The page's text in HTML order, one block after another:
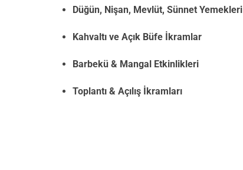
Düğün, Nişan, Mevlüt, Sünnet Yemekleri
Kahvaltı ve Açık Büfe İkramlar
Barbekü & Mangal Etkinlikleri
Toplantı & Açılış İkramları